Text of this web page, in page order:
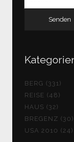
BERG (331)
REISE (48)
HAUS (32)
BREGENZ (30)
USA 2010 (24)